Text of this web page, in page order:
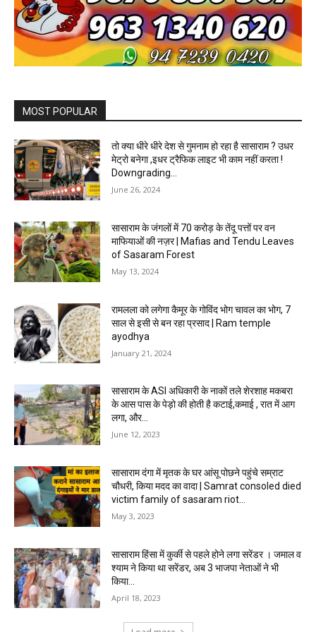
MOST POPULAR
तो क्या धीरे धीरे देश से गुमनाम हो रहा है सासाराम ? उधर
मेट्रो बनेगा ,इधर ट्रैफिक लाइट भी काम नहीं करता !
Downgrading...
June 26, 2024
सासाराम के जंगलों में 70 करोड़ के तेंदू पत्तों पर वन
माफियाओं की नज़र | Mafias and Tendu Leaves
of Sasaram Forest
May 13, 2024
रामलला को लगेगा कैमूर के गोविंद भोग चावल का भोग, 7
साल से इसी से बन रहा प्रसाद | Ram temple
ayodhya
January 21, 2024
सासाराम के ASI अधिकारी के नाकों तले शेरशाह मकबरा
के आस पास के पेड़ो की होती है कटाई,कमाई , रात में आग
लगा, और...
June 12, 2023
सासाराम दंगा में मृतक के घर आंसू पोछने पहुंचे सम्राट
चौधरी, किया मदद का वादा | Samrat consoled died
victim family of sasaram riot...
May 3, 2023
सासाराम हिंसा में कुर्की से पहले होने लगा सरेंडर । जमाल व
श्याम ने किया था सरेंडर, अब 3 भाजपा नेताओं ने भी
किया...
April 18, 2023